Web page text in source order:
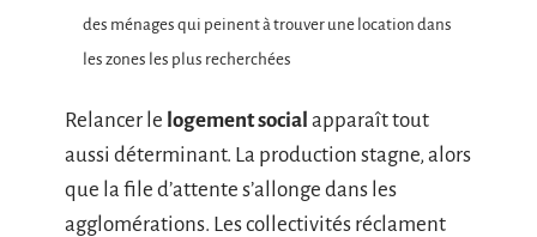
des ménages qui peinent à trouver une location dans
les zones les plus recherchées
Relancer le logement social apparaît tout
aussi déterminant. La production stagne, alors
que la file d’attente s’allonge dans les
agglomérations. Les collectivités réclament